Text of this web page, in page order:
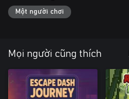
Một người chơi
Mọi người cũng thích